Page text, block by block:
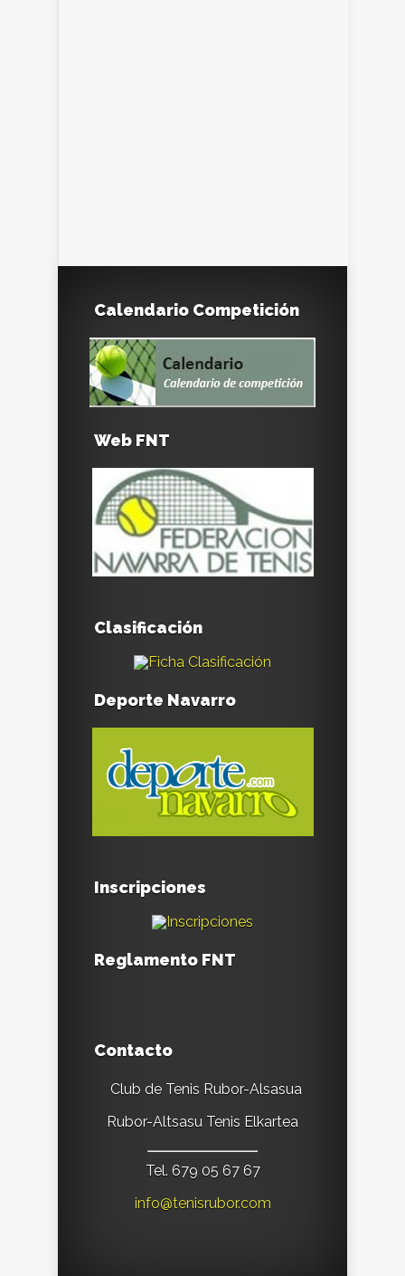
Calendario Competición
Web FNT
Clasificación
Deporte Navarro
Inscripciones
Reglamento FNT
Contacto
Club de Tenis Rubor-Alsasua
Rubor-Altsasu Tenis Elkartea
Tel. 679 05 67 67
info@tenisrubor.com